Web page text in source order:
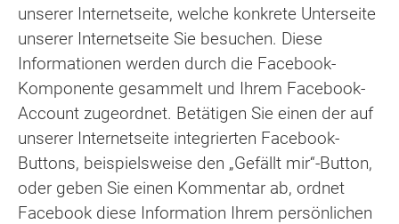
unserer Internetseite, welche konkrete Unterseite
unserer Internetseite Sie besuchen. Diese
Informationen werden durch die Facebook-
Komponente gesammelt und Ihrem Facebook-
Account zugeordnet. Betätigen Sie einen der auf
unserer Internetseite integrierten Facebook-
Buttons, beispielsweise den „Gefällt mir“-Button,
oder geben Sie einen Kommentar ab, ordnet
Facebook diese Information Ihrem persönlichen